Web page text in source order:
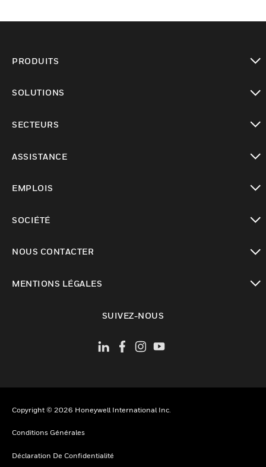
PRODUITS
SOLUTIONS
SECTEURS
ASSISTANCE
EMPLOIS
SOCIÉTÉ
NOUS CONTACTER
MENTIONS LÉGALES
SUIVEZ-NOUS
Copyright © 2026 Honeywell International Inc.
Conditions Générales
Déclaration De Confidentialité